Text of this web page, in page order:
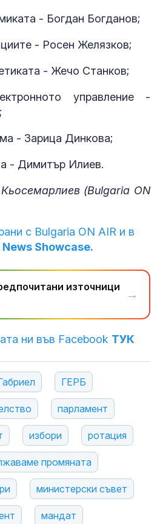
- Богдан Богданов;
- Росен Желязков;
- Жечо Станков;
управление -
- Зарица Динкова;
- Димитър Илиев.
(Bulgaria ON
с Bulgaria ON AIR и в
Showcase.
източници
→
ни във Facebook ТУК
ГЕРБ
парламент
избори ротация
промяната
министерски съвет
мандат